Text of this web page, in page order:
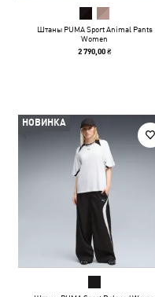
Штаны PUMA Sport Animal Pants
Women
2 790,00 ₴
НОВИНКА